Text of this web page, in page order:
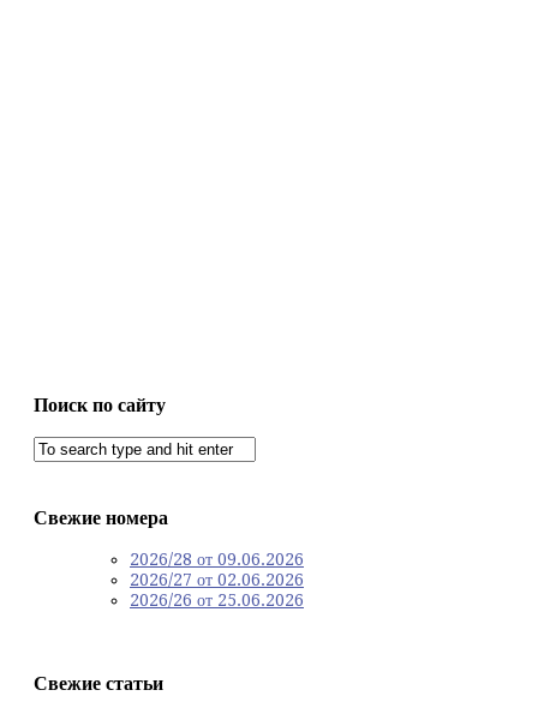
Поиск по сайту
Свежие номера
2026/28 от 09.06.2026
2026/27 от 02.06.2026
2026/26 от 25.06.2026
Свежие статьи